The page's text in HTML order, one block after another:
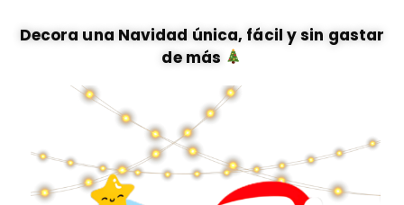
Decora una Navidad única, fácil y sin gastar
de más